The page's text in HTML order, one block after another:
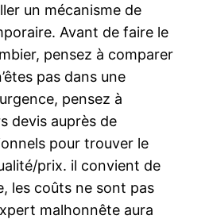
un mécanisme de
Avant de faire le
pensez à comparer
pas dans une
pensez à
devis auprès de
pour trouver le
prix. il convient de
les coûts ne sont pas
malhonnête aura